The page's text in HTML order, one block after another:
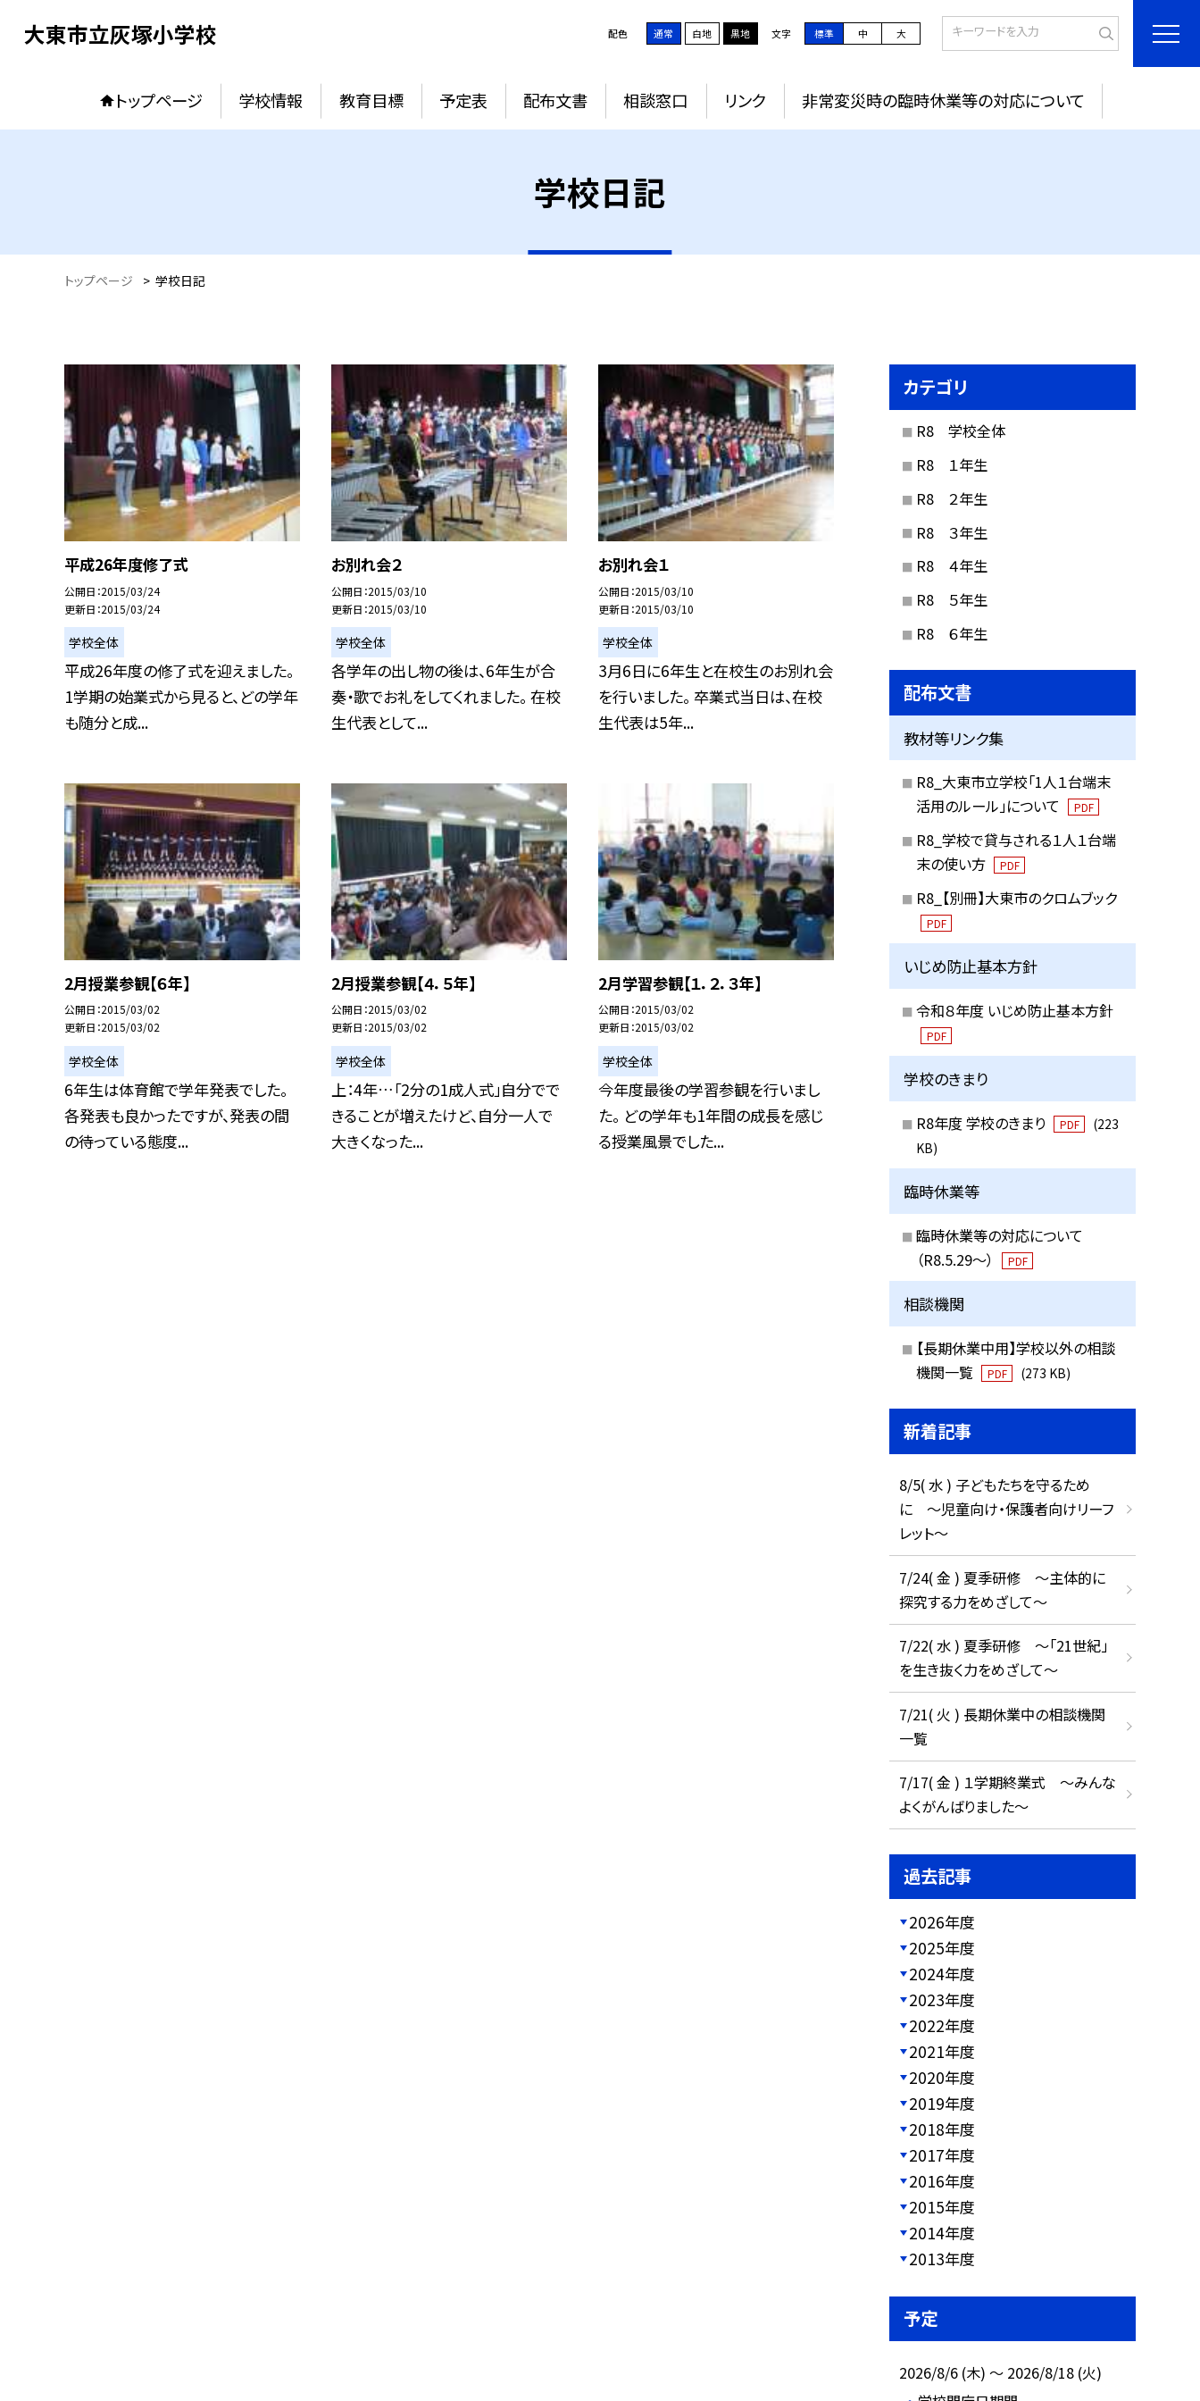
大東市立灰塚小学校 配色 通常 白地 黒地 文字 標準 中 大
トップページ 学校情報 教育目標 予定表 配布文書 相談窓口 リンク 非常変災時の臨時休業等の対応について
学校日記
トップページ > 学校日記
平成26年度修了式
公開日 2015/03/24
更新日 2015/03/24
学校全体
平成26年度の修了式を迎えました。
1学期の始業式から見ると、どの学年
も随分と成...
お別れ会２
公開日 2015/03/10
更新日 2015/03/10
学校全体
各学年の出し物の後は、6年生が合
奏・歌でお礼をしてくれました。 在校
生代表として...
お別れ会１
公開日 2015/03/10
更新日 2015/03/10
学校全体
3月6日に6年生と在校生のお別れ会
を行いました。 卒業式当日は、在校
生代表は5年...
2月授業参観【６年】
公開日 2015/03/02
更新日 2015/03/02
学校全体
6年生は体育館で学年発表でした。
各発表も良かったですが、発表の間
の待っている態度...
2月授業参観【４．５年】
公開日 2015/03/02
更新日 2015/03/02
学校全体
上：4年…「2分の1成人式」自分でで
きることが増えたけど、自分一人で
大きくなった...
2月学習参観【１．２．３年】
公開日 2015/03/02
更新日 2015/03/02
学校全体
今年度最後の学習参観を行いまし
た。 どの学年も1年間の成長を感じ
る授業風景でした...
カテゴリ
R8 学校全体
R8 １年生
R8 ２年生
R8 ３年生
R8 ４年生
R8 ５年生
R8 ６年生
配布文書
教材等リンク集
R8_大東市立学校「1人１台端末
活用のルール」について
PDF
R8_学校で貸与される１人１台端
末の使い方
PDF
R8_【別冊】大東市のクロムブック
PDF
いじめ防止基本方針
令和８年度 いじめ防止基本方針
PDF
学校のきまり
R8年度 学校のきまり PDF
(223
KB)
臨時休業等
臨時休業等の対応について
（R8.5.29～）
PDF
相談機関
【長期休業中用】学校以外の相談
機関一覧
PDF (273 KB)
新着記事
8/5( 水 ) 子どもたちを守るため
に ～児童向け・保護者向けリーフ
レット～
7/24( 金 ) 夏季研修 ～主体的に
探究する力をめざして～
7/22( 水 ) 夏季研修 ～「21世紀」
を生き抜く力をめざして～
7/21( 火 ) 長期休業中の相談機関
一覧
7/17( 金 ) １学期終業式 ～みんな
よくがんばりました～
過去記事
2026年度
2025年度
2024年度
2023年度
2022年度
2021年度
2020年度
2019年度
2018年度
2017年度
2016年度
2015年度
2014年度
2013年度
予定
2026/8/6 (木) ～ 2026/8/18 (火)